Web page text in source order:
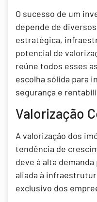
O sucesso de um
depende de
estratégica,
potencial de
reúne todos esses
escolha sólida para
segurança e
Valorização
A valorização dos
tendência de
deve à alta
aliada à
exclusivo dos